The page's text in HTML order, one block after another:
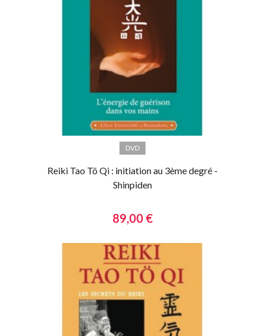
DVD
Reiki Tao Tö Qi : initiation au 3ème degré -
Shinpiden
89,00 €